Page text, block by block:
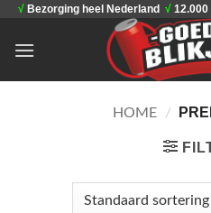
inhoud
√ Bezorging heel Nederland √
HOME /